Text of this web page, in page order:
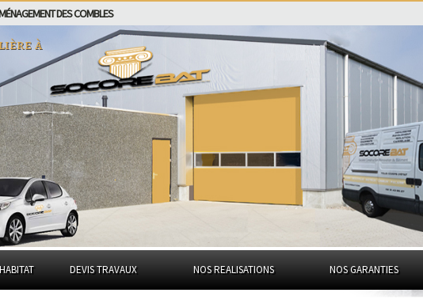
DES COMBLES
à
DEVIS TRAVAUX NOS REALISATIONS NOS GARANTIES